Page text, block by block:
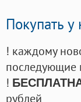
Покупать
! каждому
последующие
!
рублей